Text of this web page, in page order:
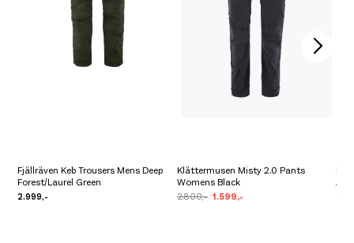
Fjällräven Keb Trousers Mens Deep
Forest/Laurel Green
2.999,-
Klättermusen Misty 2.0 Pants
Womens Black
2.800,- 1.599,-
La